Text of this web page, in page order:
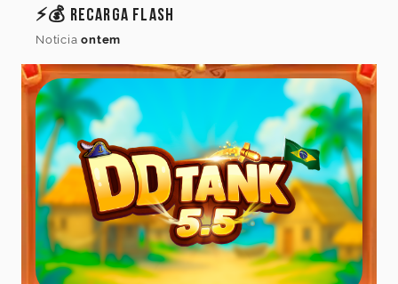
Idioma
do jogo
Idioma
Cancelar Atualizar
⚡💰 Recarga Flash
Notícia ontem